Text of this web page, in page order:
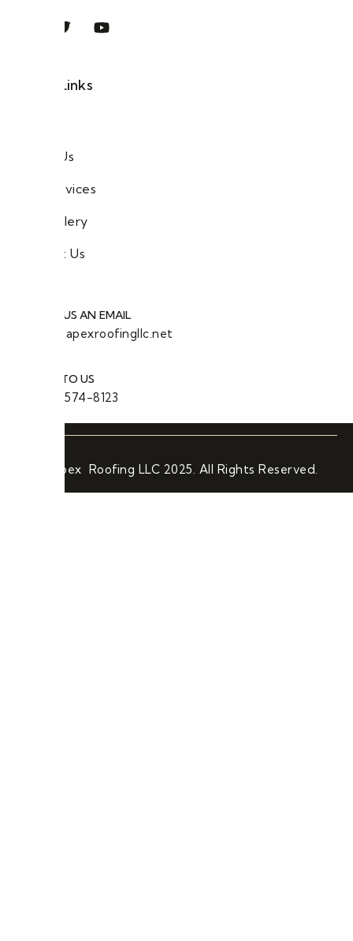
Quick Links
About Us
Our Services
Our Gallery
Contact Us
SEND US AN EMAIL
info@apexroofingllc.net
TALK TO US
(908) 574-8123
© Apex Roofing LLC 2025. All Rights Reserved.